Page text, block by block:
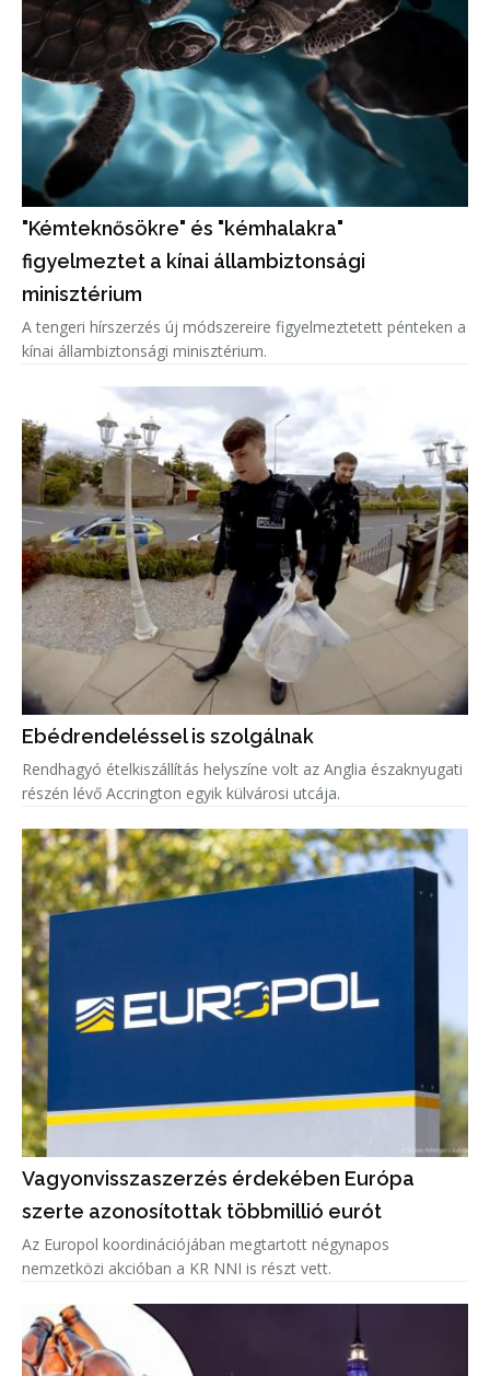
"Kémteknősökre" és "kémhalakra"
figyelmeztet a kínai állambiztonsági
minisztérium
A tengeri hírszerzés új módszereire figyelmeztetett pénteken a
kínai állambiztonsági minisztérium.
Ebédrendeléssel is szolgálnak
Rendhagyó ételkiszállítás helyszíne volt az Anglia északnyugati
részén lévő Accrington egyik külvárosi utcája.
Vagyonvisszaszerzés érdekében Európa
szerte azonosítottak többmillió eurót
Az Europol koordinációjában megtartott négynapos
nemzetközi akcióban a KR NNI is részt vett.